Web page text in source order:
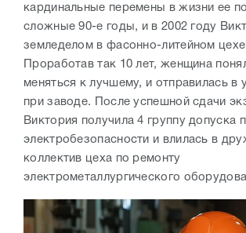
кардинальные перемены в жизни ее
сложные 90-е годы, и в 2002 году
земледелом в фасонно-литейном
Проработав так 10 лет, женщина
меняться к лучшему, и отправилась в
при заводе. После успешной сдачи
Виктория получила 4 группу допуска
электробезопасности и влилась в
коллектив цеха по ремонту
электрометаллургического